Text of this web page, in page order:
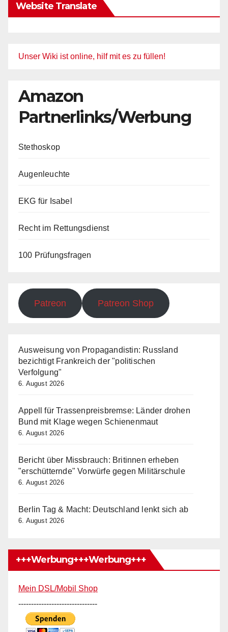
Website Translate
Unser Wiki ist online, hilf mit es zu füllen!
Amazon
Partnerlinks/Werbung
Stethoskop
Augenleuchte
EKG für Isabel
Recht im Rettungsdienst
100 Prüfungsfragen
Patreon Patreon Shop
Ausweisung von Propagandistin: Russland
bezichtigt Frankreich der "politischen
Verfolgung"
6. August 2026
Appell für Trassenpreisbremse: Länder drohen
Bund mit Klage wegen Schienenmaut
6. August 2026
Bericht über Missbrauch: Britinnen erheben
"erschütternde" Vorwürfe gegen Militärschule
6. August 2026
Berlin Tag & Macht: Deutschland lenkt sich ab
6. August 2026
+++Werbung+++Werbung+++
Mein DSL/Mobil Shop
-------------------------------